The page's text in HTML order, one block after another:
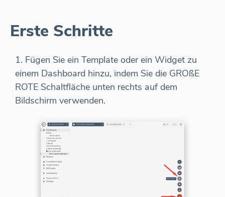
Erste Schritte
1. Fügen Sie ein Template oder ein Widget zu
einem Dashboard hinzu, indem Sie die GROßE
ROTE Schaltfläche unten rechts auf dem
Bildschirm verwenden.